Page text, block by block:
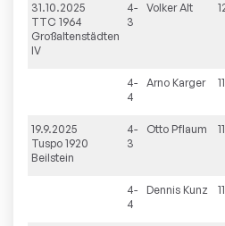
31.10.2025
TTC 1964
Großaltenstädten
IV
4-
3
Volker Alt
4-
4
Arno Karger
19.9.2025
Tuspo 1920
Beilstein
4-
3
Otto Pflaum
4-
4
Dennis Kunz